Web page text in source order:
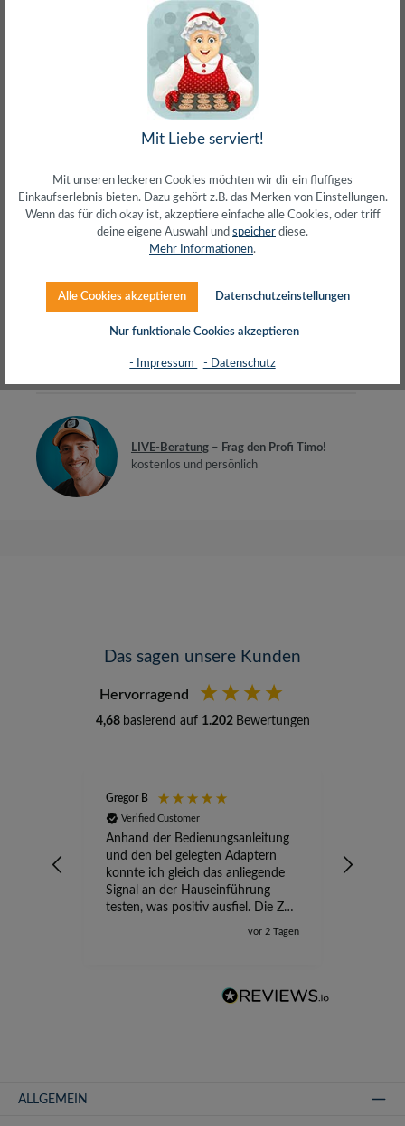
meist direkt aus Waiblingen
30 Tage Rückgaberecht
– Frag den Profi!
kostenlos und persönlich
Über 20+ Jahre Erfahrung
wir wissen von was wir sprechen
Beschreibung
PortsSichtbare Abschreckung als…Mehr
Herstellerinfos
LIVE-Beratung – Frag den Profi Timo!
kostenlos und persönlich
Das sagen unsere Kunden
Hervorragend
4,68 basierend auf 1.202 Bewertungen
Gregor B
Verified Customer
Anhand der Bedienungsanleitung
und den bei gelegten Adaptern
konnte ich gleich das anliegende
Signal an der Hauseinführung
testen, was positiv ausfiel. Die Zeit
der Ungewissheit ist jetzt vorbei,
vor 2 Tagen
ALLGEMEIN
Mit Liebe serviert!
Mit unseren leckeren Cookies möchten wir dir ein fluffiges
Einkaufserlebnis bieten. Dazu gehört z.B. das Merken von Einstellungen.
Wenn das für dich okay ist, akzeptiere einfache alle Cookies, oder triff
deine eigene Auswahl und speicher diese.
Mehr Informationen.
Alle Cookies akzeptieren Datenschutzeinstellungen
Nur funktionale Cookies akzeptieren
- Impressum - Datenschutz